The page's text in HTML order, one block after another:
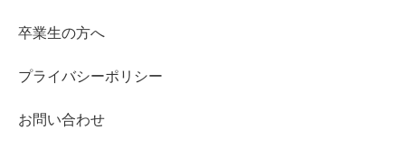
卒業生の方へ
プライバシーポリシー
お問い合わせ